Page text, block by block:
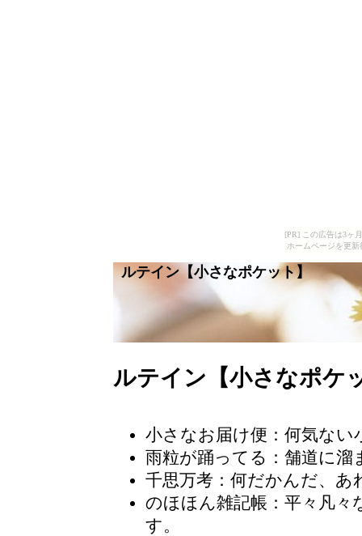
[PR] この広告は3ヶ
ホームページを更
ルテイン【小さなポケット】
ルテイン【小さなポケ
小さなお届け便 ：何気な
雨粒が踊ってる：舗道に
千思万考 ：何だかんだ、
のほほん雑記帳 ：平々凡
す。